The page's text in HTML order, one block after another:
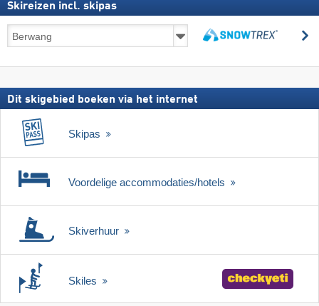
Skireizen incl. skipas
incl.
Dit skigebied boeken via het internet
Skipas
Voordelige accommodaties/hotels
Skiverhuur
Skiles